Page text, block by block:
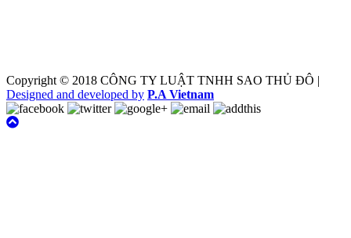
Copyright © 2018 CÔNG TY LUẬT TNHH SAO THỦ ĐÔ |
Designed and developed by P.A Vietnam